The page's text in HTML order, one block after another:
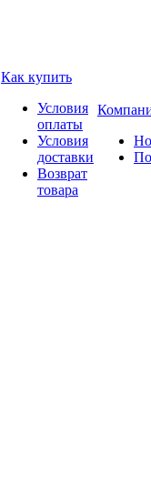
Как купить
Условия
оплаты
Условия
доставки
Возврат
товара